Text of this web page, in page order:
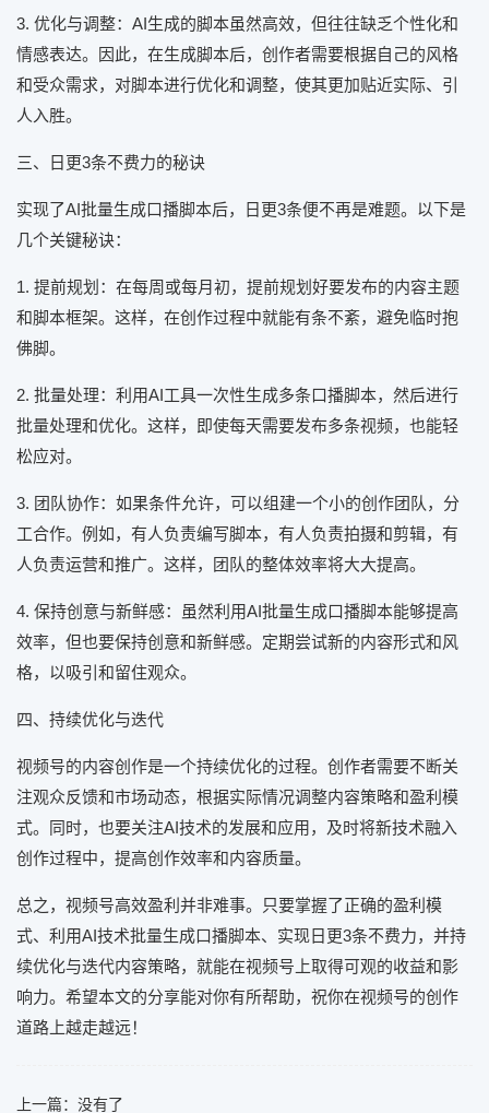
3. 优化与调整：AI生成的脚本虽然高效，但往往缺乏个性化和
情感表达。因此，在生成脚本后，创作者需要根据自己的风格
和受众需求，对脚本进行优化和调整，使其更加贴近实际、引
人入胜。
三、日更3条不费力的秘诀
实现了AI批量生成口播脚本后，日更3条便不再是难题。以下是
几个关键秘诀：
1. 提前规划：在每周或每月初，提前规划好要发布的内容主题
和脚本框架。这样，在创作过程中就能有条不紊，避免临时抱
佛脚。
2. 批量处理：利用AI工具一次性生成多条口播脚本，然后进行
批量处理和优化。这样，即使每天需要发布多条视频，也能轻
松应对。
3. 团队协作：如果条件允许，可以组建一个小的创作团队，分
工合作。例如，有人负责编写脚本，有人负责拍摄和剪辑，有
人负责运营和推广。这样，团队的整体效率将大大提高。
4. 保持创意与新鲜感：虽然利用AI批量生成口播脚本能够提高
效率，但也要保持创意和新鲜感。定期尝试新的内容形式和风
格，以吸引和留住观众。
四、持续优化与迭代
视频号的内容创作是一个持续优化的过程。创作者需要不断关
注观众反馈和市场动态，根据实际情况调整内容策略和盈利模
式。同时，也要关注AI技术的发展和应用，及时将新技术融入
创作过程中，提高创作效率和内容质量。
总之，视频号高效盈利并非难事。只要掌握了正确的盈利模
式、利用AI技术批量生成口播脚本、实现日更3条不费力，并持
续优化与迭代内容策略，就能在视频号上取得可观的收益和影
响力。希望本文的分享能对你有所帮助，祝你在视频号的创作
道路上越走越远！
上一篇：没有了